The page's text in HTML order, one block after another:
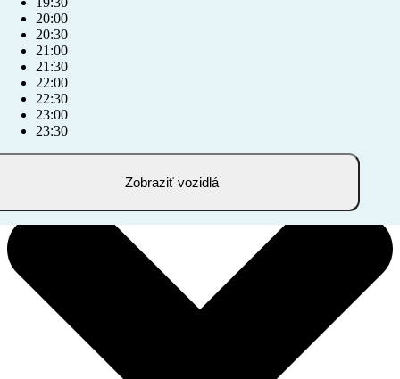
20:00
20:30
21:00
21:30
22:00
22:30
23:00
23:30
Zobraziť vozidlá